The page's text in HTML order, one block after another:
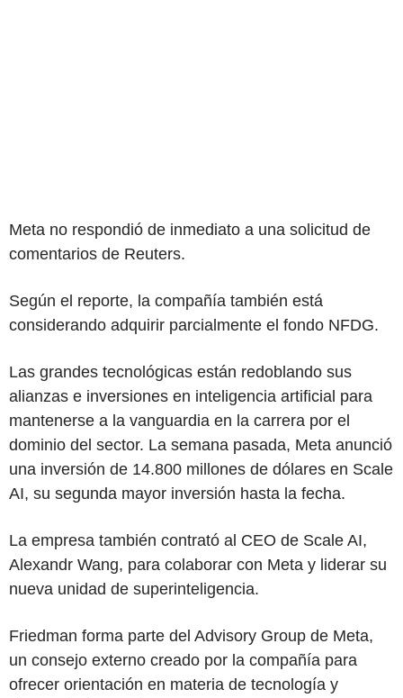
Meta no respondió de inmediato a una solicitud de
comentarios de Reuters.
Según el reporte, la compañía también está
considerando adquirir parcialmente el fondo NFDG.
Las grandes tecnológicas están redoblando sus
alianzas e inversiones en inteligencia artificial para
mantenerse a la vanguardia en la carrera por el
dominio del sector. La semana pasada, Meta anunció
una inversión de 14.800 millones de dólares en Scale
AI, su segunda mayor inversión hasta la fecha.
La empresa también contrató al CEO de Scale AI,
Alexandr Wang, para colaborar con Meta y liderar su
nueva unidad de superinteligencia.
Friedman forma parte del Advisory Group de Meta,
un consejo externo creado por la compañía para
ofrecer orientación en materia de tecnología y